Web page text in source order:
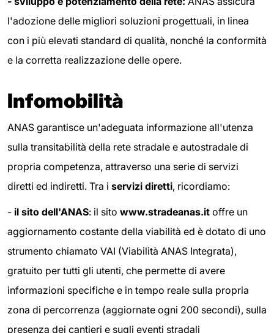
l'adozione delle migliori soluzioni progettuali, in linea
con i più elevati standard di qualità, nonché la conformità
e la corretta realizzazione delle opere.
Infomobilità
ANAS garantisce un'adeguata informazione all'utenza
sulla transitabilità della rete stradale e autostradale di
propria competenza, attraverso una serie di servizi
diretti ed indiretti. Tra i servizi diretti, ricordiamo:
- il sito dell'ANAS: il sito www.stradeanas.it offre un
aggiornamento costante della viabilità ed è dotato di uno
strumento chiamato VAI (Viabilità ANAS Integrata),
gratuito per tutti gli utenti, che permette di avere
informazioni specifiche e in tempo reale sulla propria
zona di percorrenza (aggiornate ogni 200 secondi), sulla
presenza dei cantieri e sugli eventi stradali